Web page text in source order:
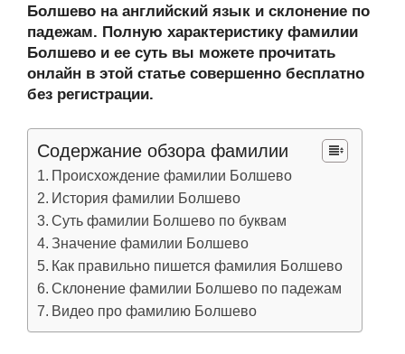
Болшево на английский язык и склонение по
падежам. Полную характеристику фамилии
Болшево и ее суть вы можете прочитать
онлайн в этой статье совершенно бесплатно
без регистрации.
Содержание обзора фамилии
Происхождение фамилии Болшево
История фамилии Болшево
Суть фамилии Болшево по буквам
Значение фамилии Болшево
Как правильно пишется фамилия Болшево
Склонение фамилии Болшево по падежам
Видео про фамилию Болшево